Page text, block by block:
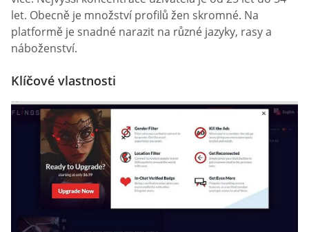
let. Obecně je množství profilů žen skromné. Na
platformě je snadné narazit na různé jazyky, rasy a
náboženství.
Klíčové vlastnosti